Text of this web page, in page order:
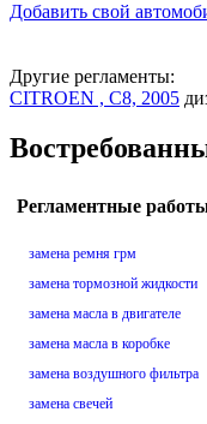
Добавить свой
Другие регламенты:
CITROEN , C8, 2005
Регламентные
замена ремня грм
замена тормозной жидкости
замена масла в двигателе
замена масла в коробке
замена воздушного фильтра
замена свечей